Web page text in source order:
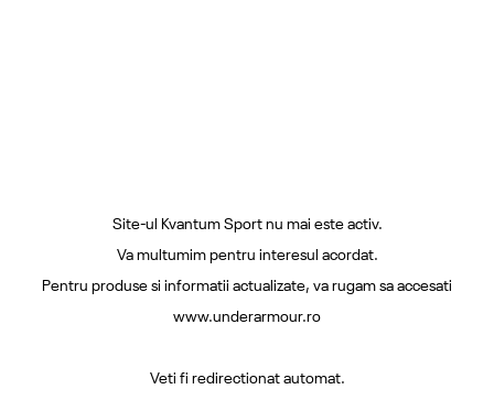
Site-ul Kvantum Sport nu mai este activ.
Va multumim pentru interesul acordat.
Pentru produse si informatii actualizate, va rugam sa accesati
www.underarmour.ro
Veti fi redirectionat automat.